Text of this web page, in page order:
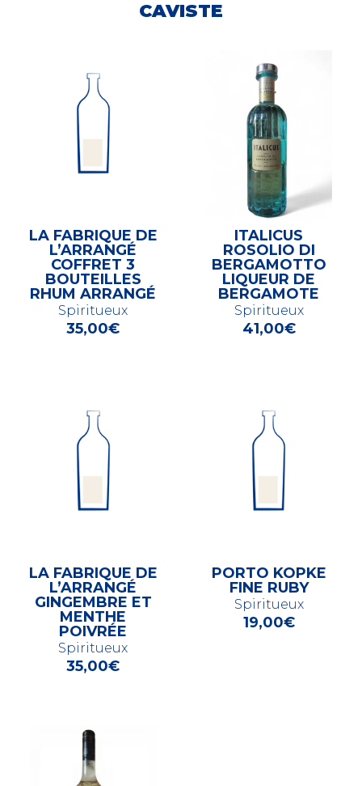
CAVISTE
LA FABRIQUE DE
L’ARRANGÉ
COFFRET 3
BOUTEILLES
RHUM ARRANGÉ
Spiritueux
35,00€
ITALICUS
ROSOLIO DI
BERGAMOTTO
LIQUEUR DE
BERGAMOTE
Spiritueux
41,00€
LA FABRIQUE DE
L’ARRANGÉ
GINGEMBRE ET
MENTHE
POIVRÉE
Spiritueux
35,00€
PORTO KOPKE
FINE RUBY
Spiritueux
19,00€